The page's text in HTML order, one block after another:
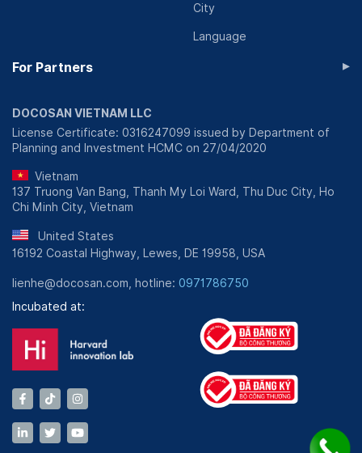
City
Language
For Partners ▸
DOCOSAN VIETNAM LLC
License Certificate: 0316247099 issued by Department of
Planning and Investment HCMC on 27/04/2020
Vietnam
137 Truong Van Bang, Thanh My Loi Ward, Thu Duc City, Ho
Chi Minh City, Vietnam
United States
16192 Coastal Highway, Lewes, DE 19958, USA
lienhe@docosan.com, hotline: 0971786750
Incubated at: